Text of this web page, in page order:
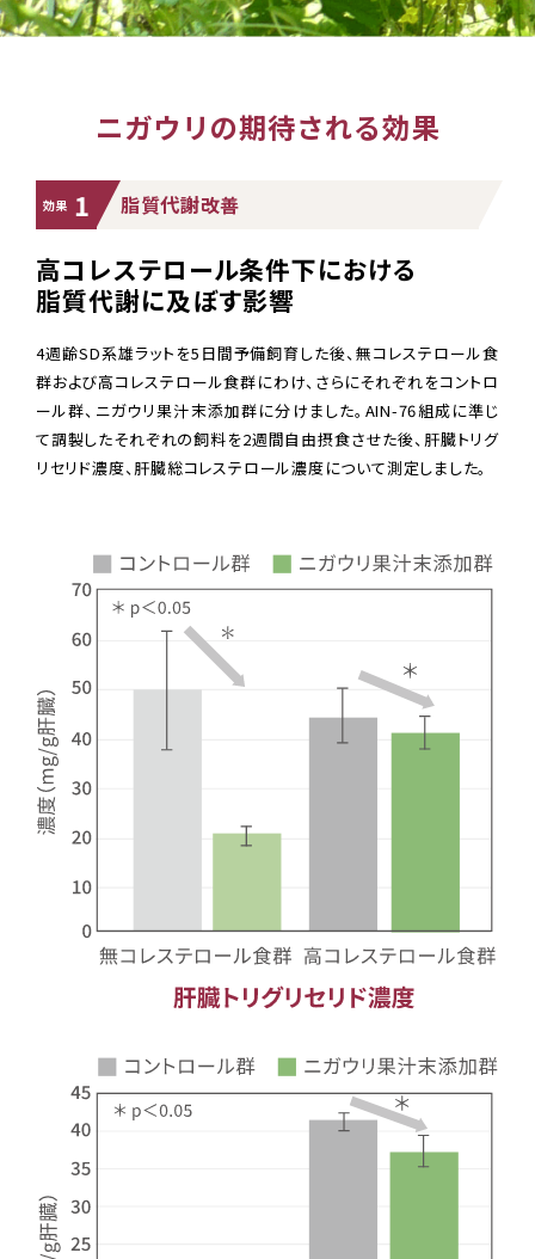
ニガウリの期待される効果
効果 1 脂質代謝改善
高コレステロール条件下における
脂質代謝に及ぼす影響
4週齢SD系雄ラットを5日間予備飼育した後、無コレステロール食
群および高コレステロール食群にわけ、さらにそれぞれをコントロ
ール群、ニガウリ果汁末添加群に分けました。AIN-76組成に準じ
て調製したそれぞれの飼料を2週間自由摂食させた後、肝臓トリグ
リセリド濃度、肝臓総コレステロール濃度について測定しました。